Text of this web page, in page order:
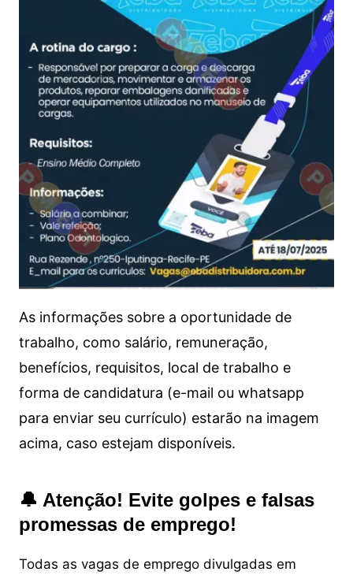
As informações sobre a oportunidade de
trabalho, como salário, remuneração,
benefícios, requisitos, local de trabalho e
forma de candidatura (e-mail ou whatsapp
para enviar seu currículo) estarão na imagem
acima, caso estejam disponíveis.
🔔 Atenção! Evite golpes e falsas
promessas de emprego!
Todas as vagas de emprego divulgadas em